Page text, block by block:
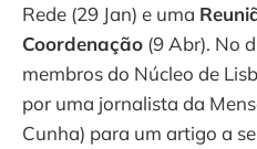
Rede (29 Jan) e uma
Coordenação (9 Abr). No
membros do Núcleo de
por uma jornalista da
Cunha) para um artigo a